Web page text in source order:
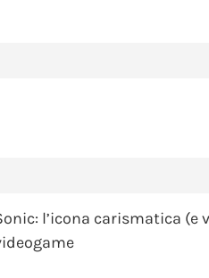
l’icona carismatica (e